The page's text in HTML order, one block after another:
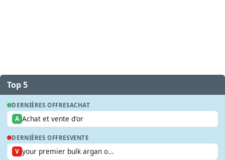
Top 5
DERNIÈRES OFFRESACHAT
A Achat et vente d'or
DERNIÈRES OFFRESVENTE
V your premier bulk argan o...